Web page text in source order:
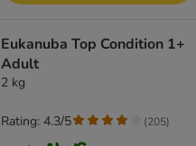
Eukanuba Top Condition 1+
Adult
2 kg
Rating: 4.3/5 (205)